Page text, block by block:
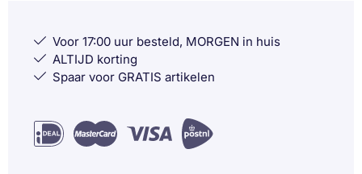
Voor 17:00 uur besteld, MORGEN in huis
ALTIJD korting
Spaar voor GRATIS artikelen